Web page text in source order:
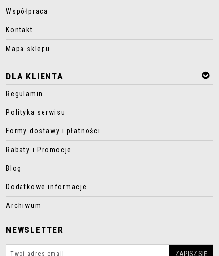
Współpraca
Kontakt
Mapa sklepu
DLA KLIENTA
Regulamin
Polityka serwisu
Formy dostawy i płatności
Rabaty i Promocje
Blog
Dodatkowe informacje
Archiwum
NEWSLETTER